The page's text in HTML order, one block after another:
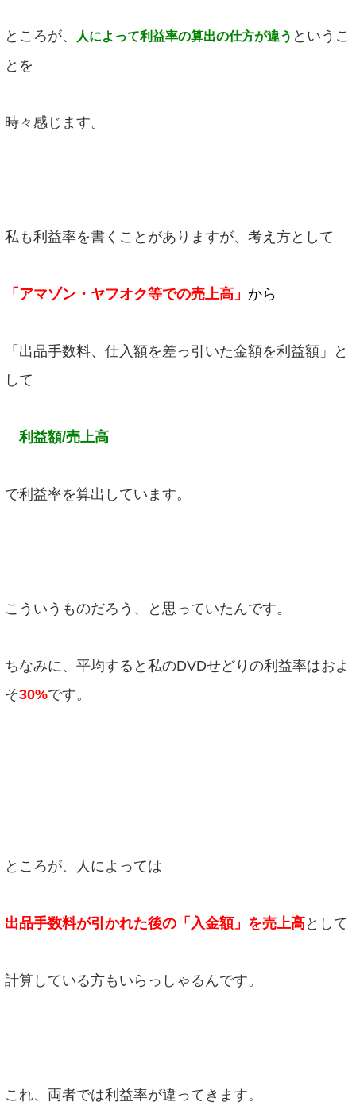
ところが、 人によって利益率の算出の仕方が違う というこ
とを
時々感じます。
私も利益率を書くことがありますが、考え方として
「アマゾン・ヤフオク等での売上高」 から
「出品手数料、仕入額を差っ引いた金額を利益額」と
して
利益額/売上高
で利益率を算出しています。
こういうものだろう、と思っていたんです。
ちなみに、平均すると私のDVDせどりの利益率はおよ
そ30%です。
ところが、人によっては
出品手数料が引かれた後の「入金額」を売上高として
計算している方もいらっしゃるんです。
これ、両者では利益率が違ってきます。